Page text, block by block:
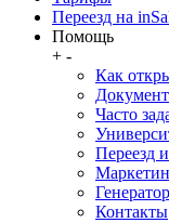
Переезд на
Помощь
+ -
Как
Часто
Переезд
Контакты